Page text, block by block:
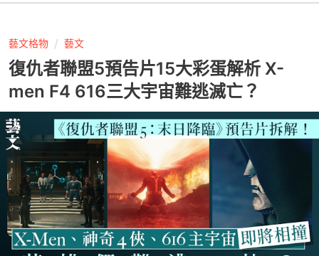
藝文格物 藝文
復仇者聯盟5預告片15大彩蛋解析 X-
men F4 616三大宇宙難逃滅亡？